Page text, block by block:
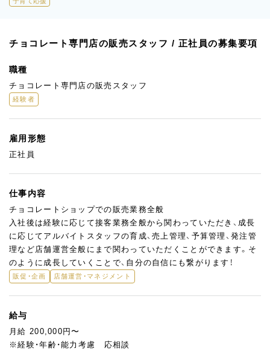
チョコレート専門店の販売スタッフ / 正社員の募集要項
職種
チョコレート専門店の販売スタッフ
経験者
雇用形態
正社員
仕事内容
チョコレートショップでの販売業務全般
入社後は経験に応じて接客業務全般から関わっていただき、成長
に応じてアルバイトスタッフの育成、売上管理、予算管理、発注管
理など店舗運営全般にまで関わっていただくことができます。そ
のように成長していくことで、自分の自信にも繋がります！
販促・企画 店舗運営・マネジメント
給与
月給 200,000円〜
※経験・年齢・能力考慮 応相談